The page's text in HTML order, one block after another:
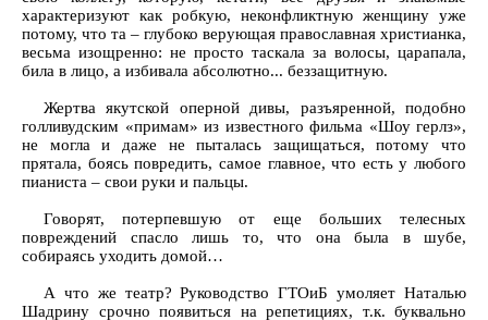
характеризуют как робкую, неконфликтную женщину уже
потому, что та – глубоко верующая православная христианка,
весьма изощренно: не просто таскала за волосы, царапала,
била в лицо, а избивала абсолютно... беззащитную.
Жертва якутской оперной дивы, разъяренной, подобно
голливудским «примам» из известного фильма «Шоу герлз»,
не могла и даже не пыталась защищаться, потому что
прятала, боясь повредить, самое главное, что есть у любого
пианиста – свои руки и пальцы.
Говорят, потерпевшую от еще больших телесных
повреждений спасло лишь то, что она была в шубе,
собираясь уходить домой…
А что же театр? Руководство ГТОиБ умоляет Наталью
Шадрину срочно появиться на репетициях, т.к. буквально